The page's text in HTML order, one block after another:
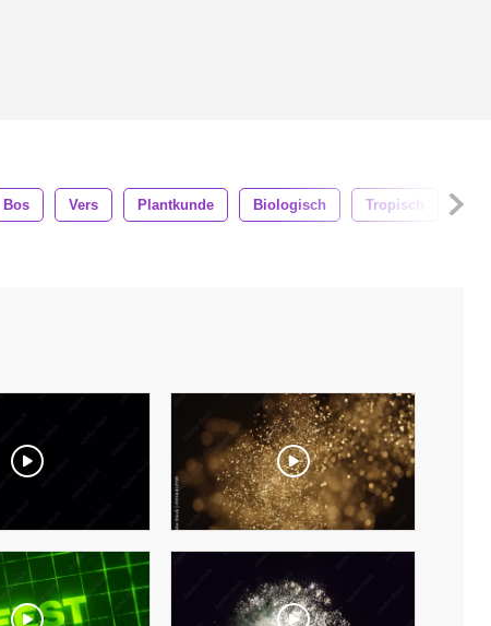
Bos Vers Plantkunde Biologisch Tropisch